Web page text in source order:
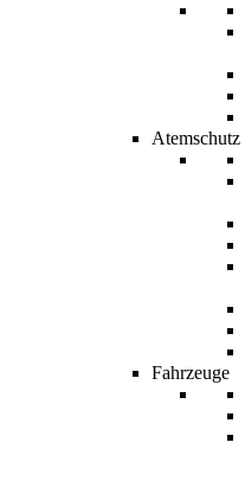
Atemschutz
Fahrzeuge